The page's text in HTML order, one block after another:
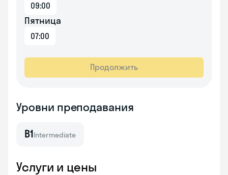
09:00
Пятница
07:00
Продолжить
Уровни преподавания
B1Intermediate
Услуги и цены